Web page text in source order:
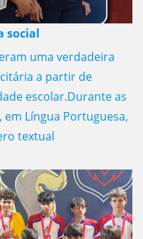
social
uma verdadeira
a partir de
escolar.Durante as
Língua Portuguesa,
textual